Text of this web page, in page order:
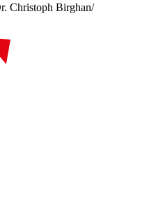
Christoph Birghan/